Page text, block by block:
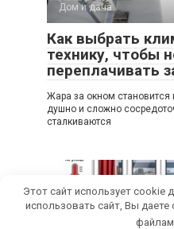
Дом и дача
Как выбрать
технику, чтобы
переплачивать
Жара за окном
душно и сложно
сталкиваются
Этот сайт использует cookie
использовать сайт, Вы даете